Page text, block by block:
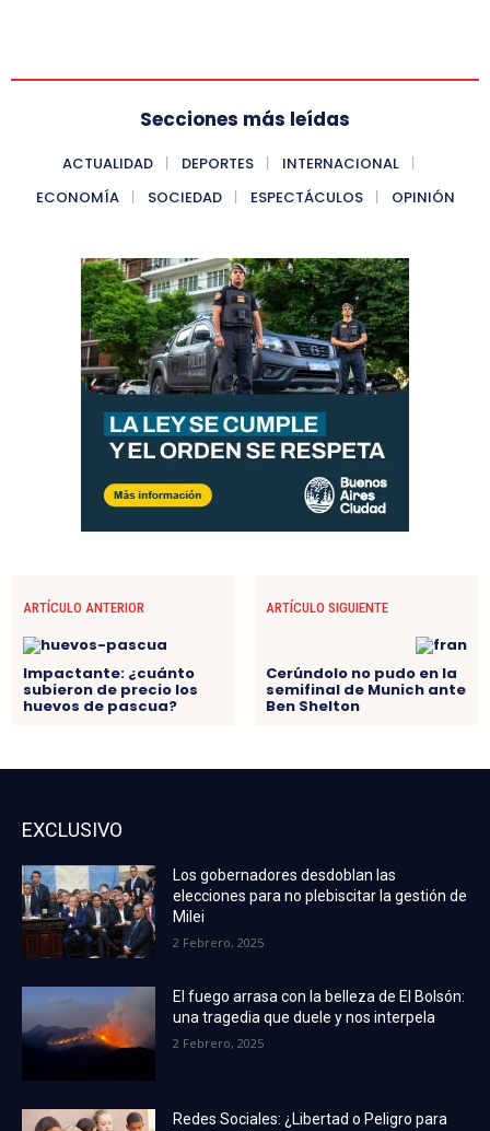
Secciones más leídas
ACTUALIDAD DEPORTES
INTERNACIONAL
ECONOMÍA
SOCIEDAD ESPECTÁCULOS OPINIÓN
ARTÍCULO ANTERIOR
Impactante: ¿cuánto
subieron de precio los
huevos de pascua?
ARTÍCULO SIGUIENTE
Cerúndolo no pudo en la
semifinal de Munich ante
Ben Shelton
EXCLUSIVO
Los gobernadores desdoblan las
elecciones para no plebiscitar la gestión de
Milei
2 Febrero, 2025
El fuego arrasa con la belleza de El Bolsón:
una tragedia que duele y nos interpela
2 Febrero, 2025
Redes Sociales: ¿Libertad o Peligro para